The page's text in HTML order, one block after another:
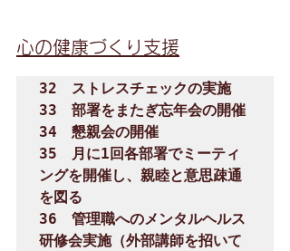
心の健康づくり支援
32　ストレスチェックの実施
33　部署をまたぎ忘年会の開催
34　懇親会の開催
35　月に1回各部署でミーティ
ングを開催し、親睦と意思疎通
を図る
36　管理職へのメンタルヘルス
研修会実施（外部講師を招いて